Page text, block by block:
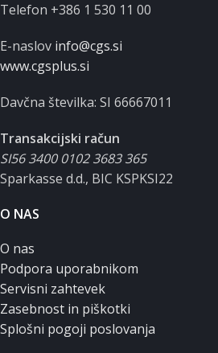
Telefon +386 1 530 11 00
E-naslov info@cgs.si
www.cgsplus.si
Davčna številka: SI 66667011
Transakcijski račun
SI56 3400 0102 3683 365
Sparkasse d.d., BIC KSPKSI22
O NAS
O nas
Podpora uporabnikom
Servisni zahtevek
Zasebnost in piškotki
Splošni pogoji poslovanja